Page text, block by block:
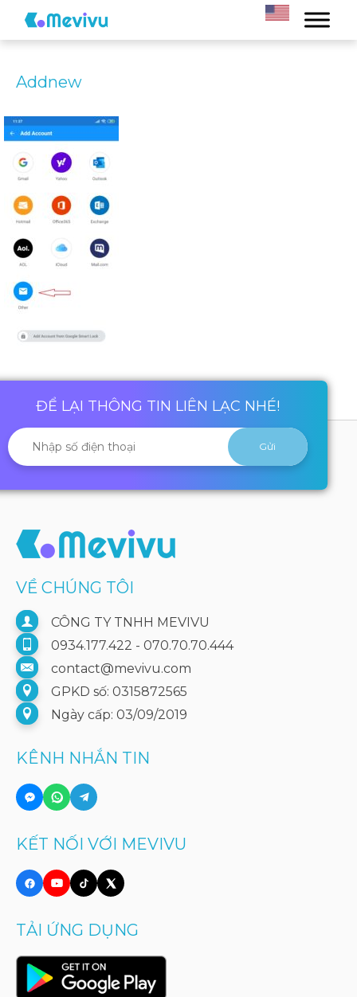
Addnew
ĐỂ LẠI THÔNG TIN LIÊN LẠC NHÉ!
VỀ CHÚNG TÔI
CÔNG TY TNHH MEVIVU
0934.177.422 - 070.70.70.444
contact@mevivu.com
GPKD số: 0315872565
Ngày cấp: 03/09/2019
KÊNH NHẮN TIN
KẾT NỐI VỚI MEVIVU
TẢI ỨNG DỤNG